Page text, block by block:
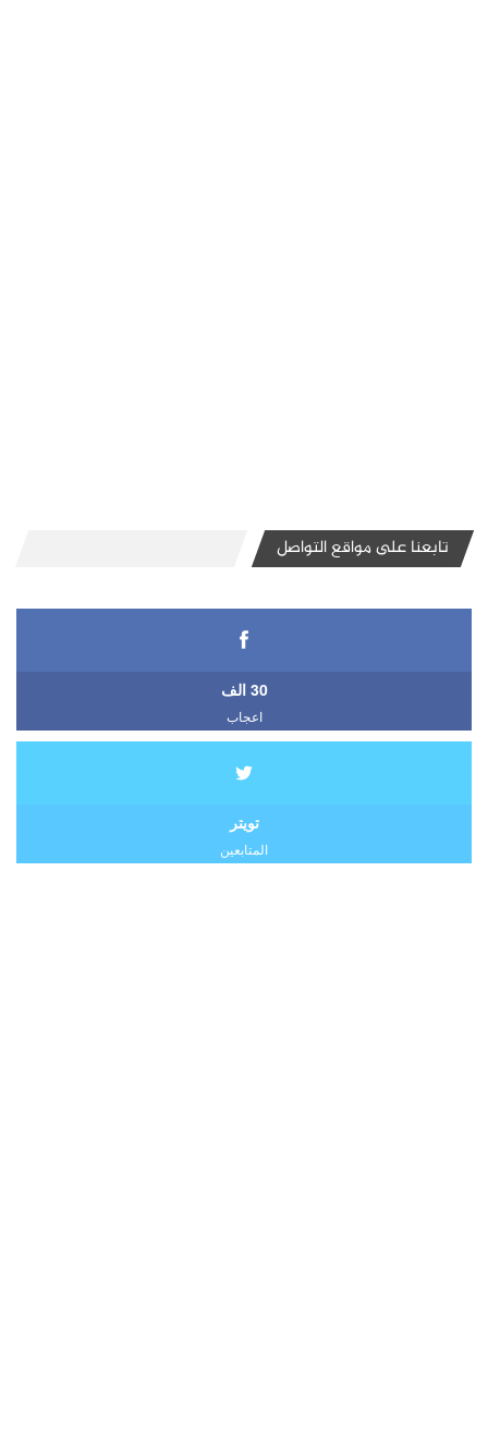
تابعنا على مواقع التواصل
30 الف
اعجاب
تويتر
المتابعين